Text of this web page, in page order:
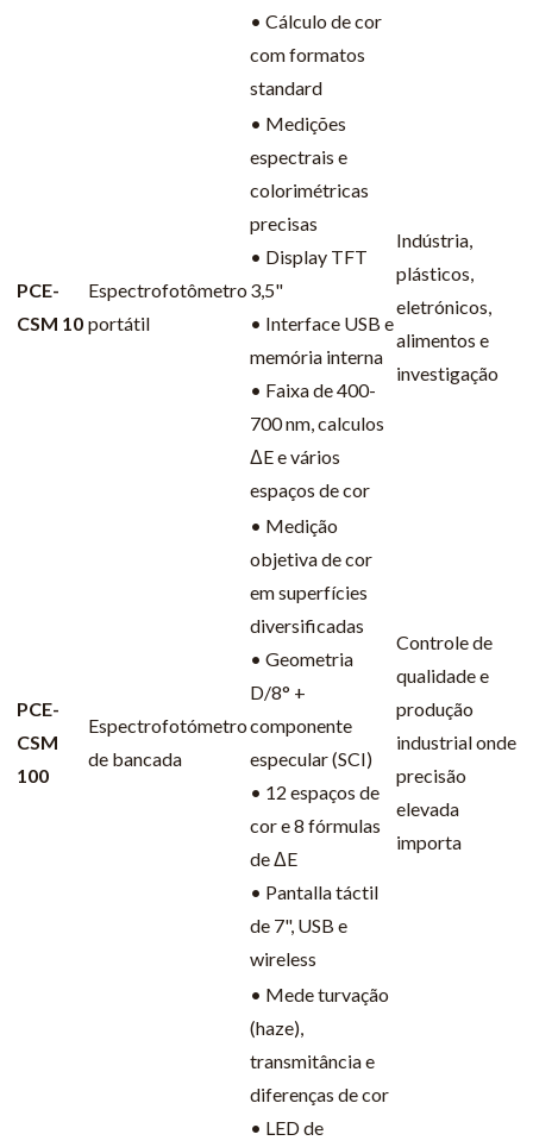
• Cálculo de cor
com formatos
standard
PCE-
CSM 10
Espectrofotômetro
portátil
• Medições
espectrais e
colorimétricas
precisas
• Display TFT
3,5"
• Interface USB e
memória interna
• Faixa de 400-
700 nm, calculos
ΔE e vários
espaços de cor
Indústria,
plásticos,
eletrónicos,
alimentos e
investigação
PCE-
CSM
100
Espectrofotómetro
de bancada
• Medição
objetiva de cor
em superfícies
diversificadas
• Geometria
D/8° +
componente
especular (SCI)
• 12 espaços de
cor e 8 fórmulas
de ΔE
• Pantalla táctil
de 7", USB e
wireless
Controle de
qualidade e
produção
industrial onde
precisão
elevada
importa
• Mede turvação
(haze),
transmitância e
diferenças de cor
• LED de